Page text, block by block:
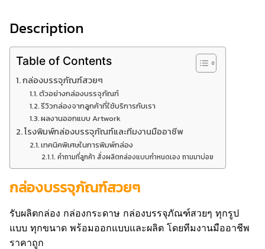
Description
Table of Contents
กล่องบรรจุภัณฑ์สวยๆ
ตัวอย่างกล่องบรรจุภัณฑ์
รีวิวกล่องจากลูกค้าที่ใช้บริการกับเรา
ผลงานออกแบบ Artwork
โรงพิมพ์กล่องบรรจุภัณฑ์และทีมงานมืออาชีพ
เทคนิคพิเศษในการพิมพ์กล่อง
คำถามที่ลูกค้า สั่งผลิตกล่องแบบกำหนดเอง ถามมาบ่อย
กล่องบรรจุภัณฑ์สวยๆ
รับผลิตกล่อง กล่องกระดาษ กล่องบรรจุภัณฑ์สวยๆ ทุกรูป
แบบ ทุกขนาด พร้อมออกแบบและผลิต โดยทีมงานมืออาชีพ
ราคาถูก